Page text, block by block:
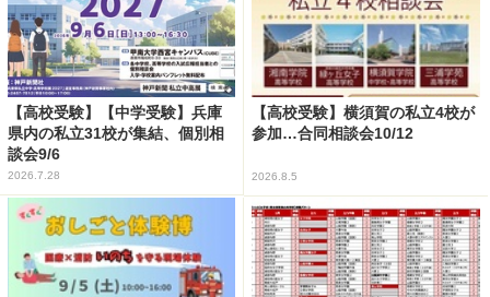
【高校受験】【中学受験】兵庫
県内の私立31校が集結、個別相
談会9/6
2026.7.28
【高校受験】横須賀の私立4校が
参加…合同相談会10/12
2026.8.5